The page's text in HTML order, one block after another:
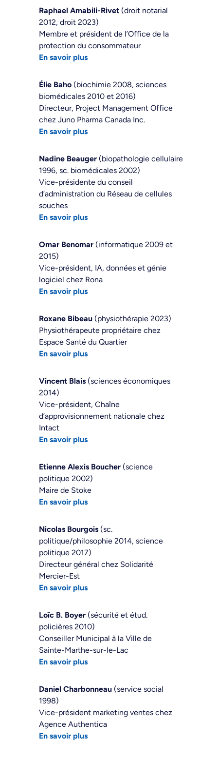
Raphael Amabili-Rivet (droit notarial
2012, droit 2023)
Membre et président de l’Office de la
protection du consommateur
En savoir plus
Élie Baho (biochimie 2008, sciences
biomédicales 2010 et 2016)
Directeur, Project Management Office
chez Juno Pharma Canada Inc.
En savoir plus
Nadine Beauger (biopathologie cellulaire
1996, sc. biomédicales 2002)
Vice-présidente du conseil
d’administration du Réseau de cellules
souches
En savoir plus
Omar Benomar (informatique 2009 et
2015)
Vice-président, IA, données et génie
logiciel chez Rona
En savoir plus
Roxane Bibeau (physiothérapie 2023)
Physiothérapeute propriétaire chez
Espace Santé du Quartier
En savoir plus
Vincent Blais (sciences économiques
2014)
Vice-président, Chaîne
d’approvisionnement nationale chez
Intact
En savoir plus
Etienne Alexis Boucher (science
politique 2002)
Maire de Stoke
En savoir plus
Nicolas Bourgois (sc.
politique/philosophie 2014, science
politique 2017)
Directeur général chez Solidarité
Mercier-Est
En savoir plus
Loïc B. Boyer (sécurité et étud.
policières 2010)
Conseiller Municipal à la Ville de
Sainte-Marthe-sur-le-Lac
En savoir plus
Daniel Charbonneau (service social
1998)
Vice-président marketing ventes chez
Agence Authentica
En savoir plus